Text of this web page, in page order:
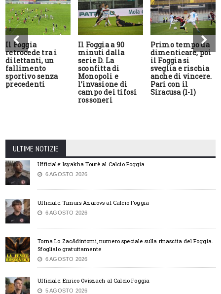
Il Foggia
retrocede tra i
dilettanti, un
fallimento
sportivo senza
precedenti
Il Foggia a 90
minuti dalla
serie D. La
sconfitta di
Monopoli e
l’invasione di
campo dei tifosi
rossoneri
Primo tempo da
dimenticare, poi
il Foggia si
sveglia e rischia
anche di vincere.
Pari con il
Siracusa (1-1)
ULTIME NOTIZIE
Ufficiale: Isyakha Tourè al Calcio Foggia
6 AGOSTO 2026
Ufficiale: Timurs Azarovs al Calcio Foggia
6 AGOSTO 2026
Torna Lo Zac&dintorni, numero speciale sulla rinascita del Foggia.
Sfoglialo gratuitamente
6 AGOSTO 2026
Ufficiale: Enrico Oviszach al Calcio Foggia
5 AGOSTO 2026